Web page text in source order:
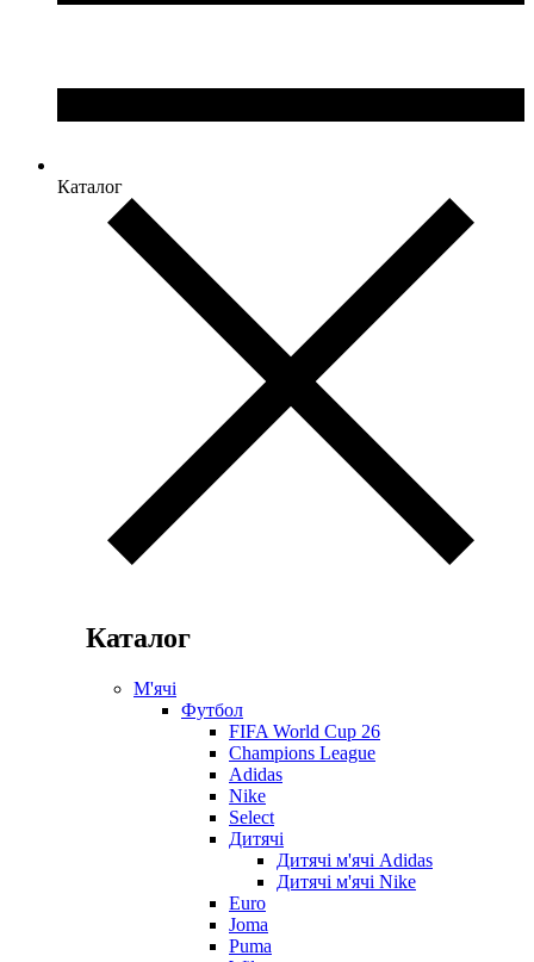
Каталог
Каталог
М'ячі
Футбол
FIFA World Cup 26
Champions League
Adidas
Nike
Select
Дитячі
Дитячі м'ячі Adidas
Дитячі м'ячі Nike
Euro
Joma
Puma